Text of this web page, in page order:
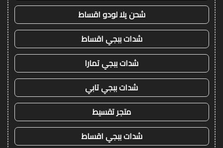
شحن يلا لودو اقساط
شدات ببجي اقساط
شدات ببجي تمارا
شدات ببجي تابي
متجر تقسيط
شدات ببجي اقساط